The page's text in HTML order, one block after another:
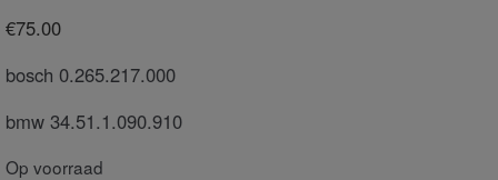
€75.00
bosch 0.265.217.000
bmw 34.51.1.090.910
Op voorraad